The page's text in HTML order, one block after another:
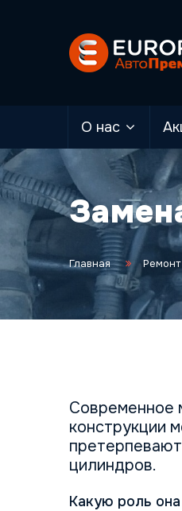
О нас
Главная
Современное
конструкции
цилиндров.
Какую роль